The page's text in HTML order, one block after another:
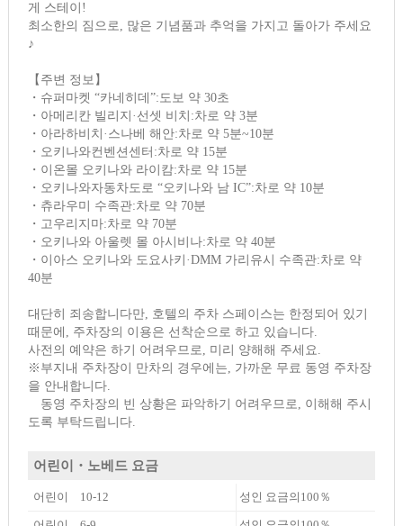
게 스테이!
최소한의 짐으로, 많은 기념품과 추억을 가지고 돌아가 주세요
♪
【주변 정보】
・슈퍼마켓 “카네히데”:도보 약 30초
・아메리칸 빌리지·선셋 비치:차로 약 3분
・아라하비치·스나베 해안:차로 약 5분~10분
・오키나와컨벤션센터:차로 약 15분
・이온몰 오키나와 라이캄:차로 약 15분
・오키나와자동차도로 “오키나와 남 IC”:차로 약 10분
・츄라우미 수족관:차로 약 70분
・고우리지마:차로 약 70분
・오키나와 아울렛 몰 아시비나:차로 약 40분
・이아스 오키나와 도요사키·DMM 가리유시 수족관:차로 약
40분
대단히 죄송합니다만, 호텔의 주차 스페이스는 한정되어 있기
때문에, 주차장의 이용은 선착순으로 하고 있습니다.
사전의 예약은 하기 어려우므로, 미리 양해해 주세요.
※부지내 주차장이 만차의 경우에는, 가까운 무료 동영 주차장
을 안내합니다.
동영 주차장의 빈 상황은 파악하기 어려우므로, 이해해 주시
도록 부탁드립니다.
어린이・노베드 요금
어린이 10-12 성인 요금의100％